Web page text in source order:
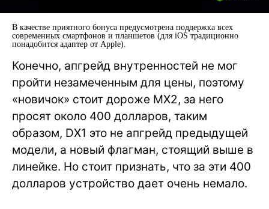
В качестве приятного бонуса предусмотрена поддержка всех
современных смартфонов и планшетов (для iOS традиционно
понадобится адаптер от Apple).
Конечно, апгрейд внутренностей не мог
пройти незамеченным для цены, поэтому
«новичок» стоит дороже MX2, за него
просят около 400 долларов, таким
образом, DX1 это не апгрейд предыдущей
модели, а новый флагман, стоящий выше в
линейке. Но стоит признать, что за эти 400
долларов устройство дает очень немало.